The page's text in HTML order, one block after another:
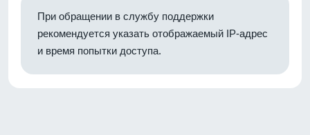
При обращении в службу поддержки
рекомендуется указать отображаемый IP-адрес
и время попытки доступа.